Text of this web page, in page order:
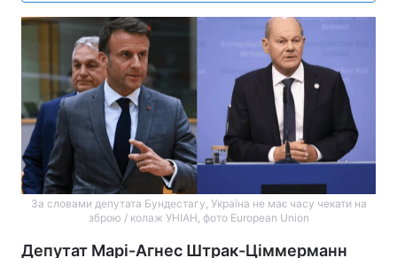
За словами депутата Бундестагу, Україна не має часу чекати на
зброю / колаж УНІАН, фото European Union
Депутат Марі-Агнес Штрак-Ціммерманн